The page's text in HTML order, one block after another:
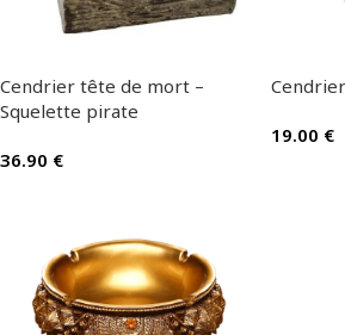
Cendrier tête de mort –
Squelette pirate
36.90 €
19.00 €